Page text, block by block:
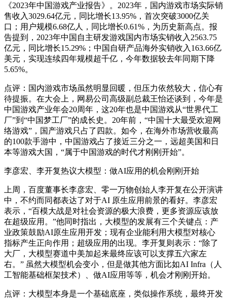
《2023年中国游戏产业报告》。2023年，国内游戏市场实际销
售收入3029.64亿元，同比增长13.95%，首次突破3000亿关
口；用户规模6.68亿人，同比增长0.61%，为历史新高点。报
告提到，2023年中国自主研发游戏国内市场实销收入2563.75
亿元，同比增长15.29%；中国自研产品海外实销收入163.66亿
美元，实现连续四年规模超千亿，今年数据较去年同期下降
5.65%。
点评：国内游戏市场虽然明显回暖，但压力依然较大，信心有
待提振。在大会上，网易公司高级副总裁王怡还谈到，今年是
中国游戏产业年会20周年，这20年也是中国游戏从“世界代工
厂”到“中国梦工厂”的成长史。20年前，“中国十大最受欢迎网
络游戏”，国产游戏只占了四款。如今，在海外市场营收最高
的100款手游中，中国游戏占了接近三分之一，远超美国和日
本等游戏大国，“属于中国游戏的时代才刚刚开始”。
李彦宏、李开复热议大模型：做AI应用的机会刚刚开始
上周，百度董事长李彦宏、零一万物创始人李开复在公开演讲
中，不约而同都表达了对于AI 原生应用前景的看好。李彦宏
表示，“百模大战是对社会资源的极大浪费，更多资源应该放
在超级应用。”他同时指出，大模型的发展有三个关键点：产
业政策鼓励AI原生应用开发；现有企业能利用大模型对核心
指标产生正向作用；超级应用的出现。李开复则表示：“除了
大厂，大模型赛道中美加起来最终应该可以支撑五六家左
右。” 虽然大模型机会变小，但是做其他方面比如AI Infra（人
工智能基础框架技术）、做AI应用等等，机会才刚刚开始。
点评：大模型本身是一个基础底座，类似操作系统，最终开发